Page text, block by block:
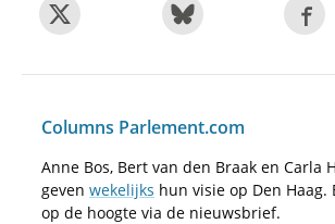
Columns Parlement.com
Anne Bos, Bert van den Braak en Carla
geven wekelijks hun visie op Den Haag.
op de hoogte via de nieuwsbrief.